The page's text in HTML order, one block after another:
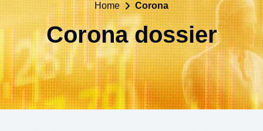
Home Corona
Corona dossier